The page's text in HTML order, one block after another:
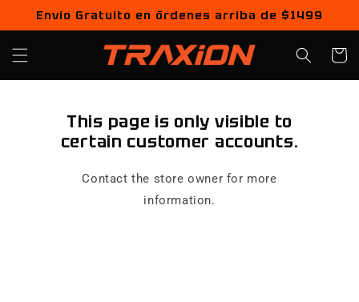
directamente
al contenido
Envío Gratuito en órdenes arriba de $1499
Carrito
This page is only visible to
certain customer accounts.
Contact the store owner for more
information.